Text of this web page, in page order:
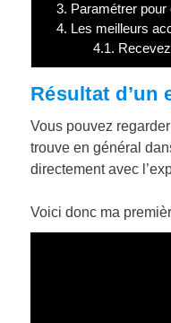
3. Paramétrer pour
4. Les meilleurs
4.1.
Résultat d’un
Vous pouvez
trouve en général
directement avec
Voici donc ma